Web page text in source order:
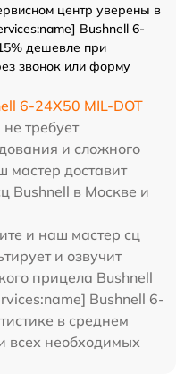
центр уверены в
Bushnell 6-
дешевле при
звонок или форму
6-24X50 MIL-DOT
требует
и сложного
мастер доставит
Bushnell в Москве и
и наш мастер сц
и озвучит
прицела Bushnell
Bushnell 6-
в среднем
всех необходимых